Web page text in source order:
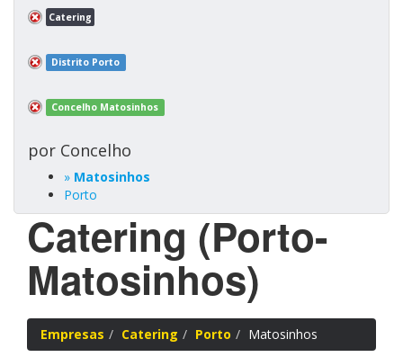
Catering
Distrito Porto
Concelho Matosinhos
por Concelho
» Matosinhos
Porto
Catering (Porto-
Matosinhos)
Empresas Catering Porto Matosinhos